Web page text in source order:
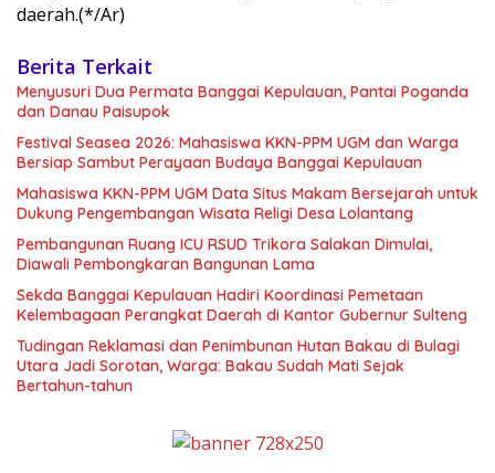
daerah.(*/Ar)
Berita Terkait
Menyusuri Dua Permata Banggai Kepulauan, Pantai Poganda
dan Danau Paisupok
Festival Seasea 2026: Mahasiswa KKN-PPM UGM dan Warga
Bersiap Sambut Perayaan Budaya Banggai Kepulauan
Mahasiswa KKN-PPM UGM Data Situs Makam Bersejarah untuk
Dukung Pengembangan Wisata Religi Desa Lolantang
Pembangunan Ruang ICU RSUD Trikora Salakan Dimulai,
Diawali Pembongkaran Bangunan Lama
Sekda Banggai Kepulauan Hadiri Koordinasi Pemetaan
Kelembagaan Perangkat Daerah di Kantor Gubernur Sulteng
Tudingan Reklamasi dan Penimbunan Hutan Bakau di Bulagi
Utara Jadi Sorotan, Warga: Bakau Sudah Mati Sejak
Bertahun-tahun